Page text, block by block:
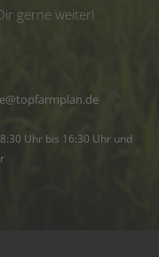
gerne weiter!
Uhr bis 16:30 Uhr und